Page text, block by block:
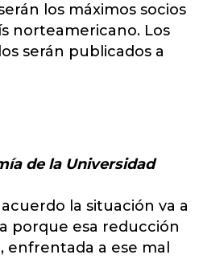
los máximos socios
norteamericano. Los
serán publicados a
de la Universidad
la situación va a
porque esa reducción
a ese mal